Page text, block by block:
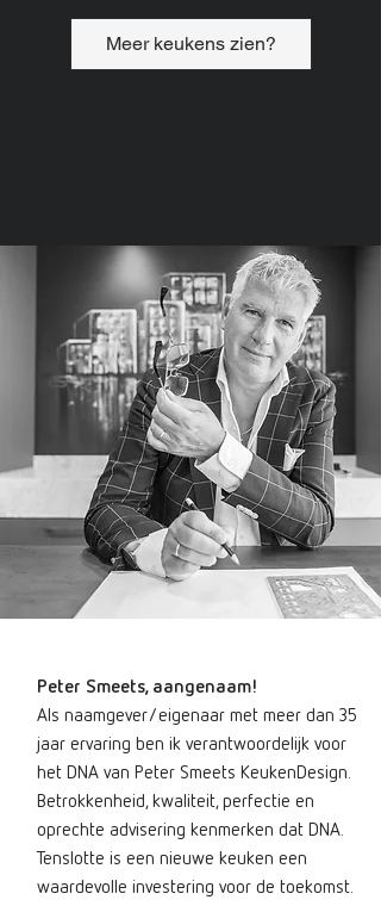
Meer keukens zien?
Peter Smeets, aangenaam!
Als naamgever/eigenaar met meer dan 35
jaar ervaring ben ik verantwoordelijk voor
het DNA van Peter Smeets KeukenDesign.
Betrokkenheid, kwaliteit, perfectie en
oprechte advisering kenmerken dat DNA.
Tenslotte is een nieuwe keuken een
waardevolle investering voor de toekomst.